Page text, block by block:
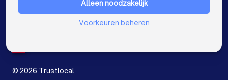
Tuinonderhoud bedrijven in Hasselt
Tuinonderhoud bedrijven in Sint-Niklaas
Nederland
© 2026 Trustlocal
Alleen noodzakelijk
Voorkeuren beheren